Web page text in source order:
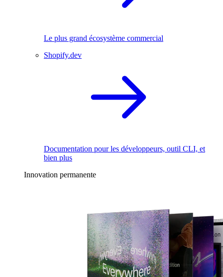
Le plus grand écosystème commercial
Shopify.dev
Documentation pour les développeurs, outil CLI, et
bien plus
Innovation permanente